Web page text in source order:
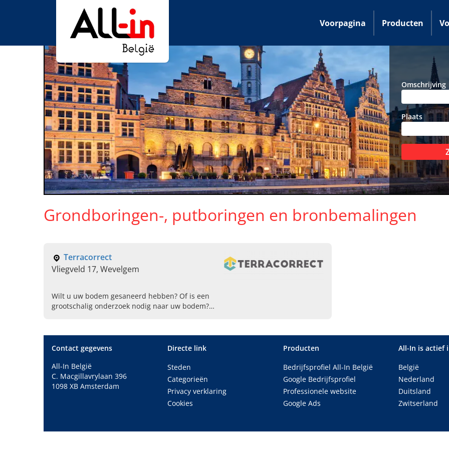
Voorpagina Producten
Omschrijving
Plaats
Grondboringen-, putboringen en bronbemalingen
Terracorrect
Vliegveld 17, Wevelgem
Wilt u uw bodem gesaneerd hebben? Of is een
grootschalig onderzoek nodig naar uw bodem?
grondsanering en nog veel meer.
Contact gegevens
All-In België
C. Macgillavrylaan 396
1098 XB Amsterdam
Directe link
Steden
Categorieën
Privacy verklaring
Cookies
Producten
Bedrijfsprofiel All-In België
Google Bedrijfsprofiel
Professionele website
Google Ads
All-In is actief
België
Nederland
Duitsland
Zwitserland